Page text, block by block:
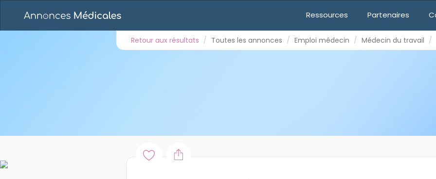
Ressources Partenaires
Retour aux résultats Toutes les annonces Emploi médecin Médecin du travail
Retour aux résultats
MÉDECIN DU TRAVAIL AVEC LA CAPACITÉ EN AÉRONAUTIQUE